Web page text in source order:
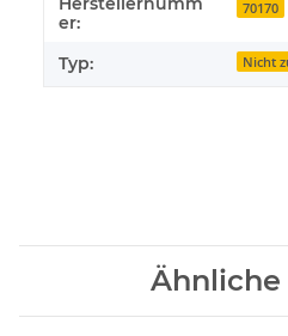
er:
70170
Typ: Nicht